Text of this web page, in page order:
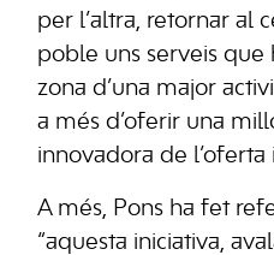
per l’altra, retornar al
poble uns serveis que
zona d’una major
a més d’oferir una
innovadora de l’oferta
A més, Pons ha fet
“aquesta iniciativa,